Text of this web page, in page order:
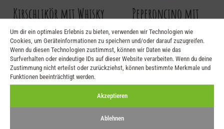
Um dir ein optimales Erlebnis zu bieten, verwenden wir Technologien wie
Cookies, um Geräteinformationen zu speichern und/oder darauf zuzugreifen.
Wenn du diesen Technologien zustimmst, können wir Daten wie das
Surfverhalten oder eindeutige IDs auf dieser Website verarbeiten. Wenn du deine
Zustimmung nicht erteilst oder zurückziehst, können bestimmte Merkmale und
Funktionen beeinträchtigt werden.
Akzeptieren
Ablehnen
Kirschlikör mit Whisky
mit Schmucketikett
„Auszeit“
€9,95
Peperoncino mit
Kochlöffel
€8,95